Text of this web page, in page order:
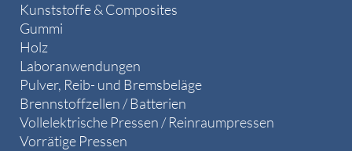
Kunststoffe & Composites
Gummi
Holz
Laboranwendungen
Pulver, Reib- und Bremsbeläge
Brennstoffzellen / Batterien
Vollelektrische Pressen / Reinraumpressen
Vorrätige Pressen